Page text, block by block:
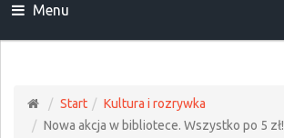
Menu
Start
Kultura i rozrywka
Nowa akcja w bibliotece. Wszystko po 5 zł!